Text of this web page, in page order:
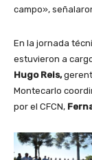
campo»,
En la jornada
estuvieron a
Hugo Reis,
Montecarlo
por el CFCN,